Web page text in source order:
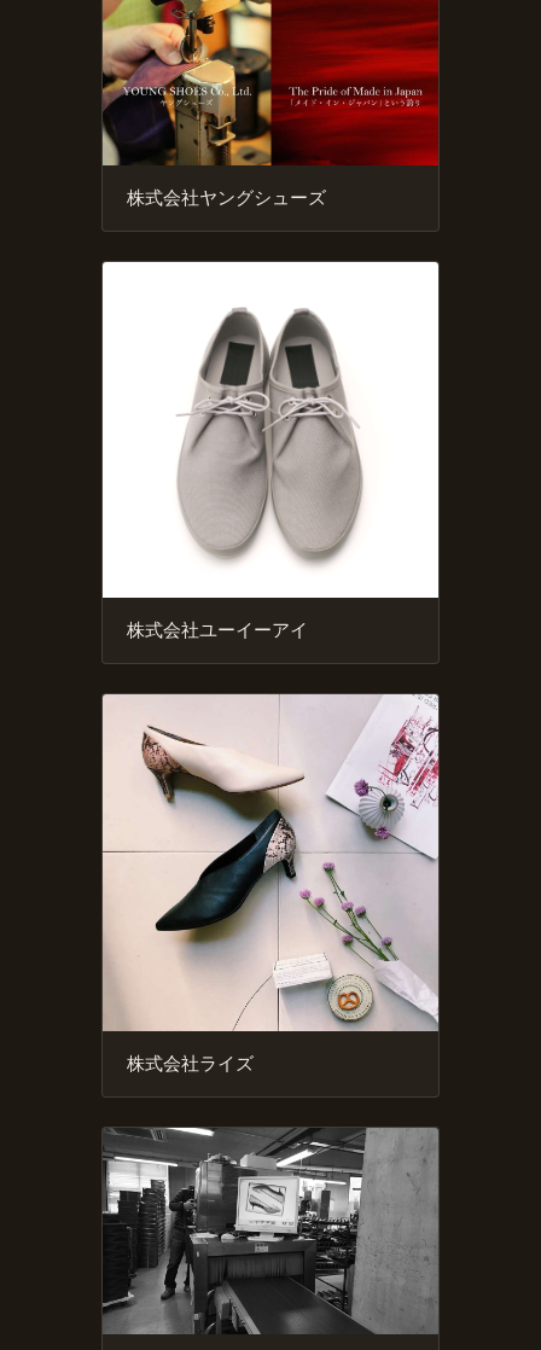
株式会社ヤングシューズ
株式会社ユーイーアイ
株式会社ライズ